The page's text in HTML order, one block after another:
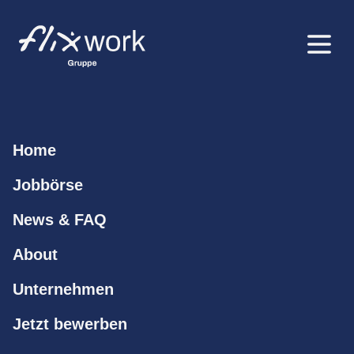
Home
Jobbörse
News & FAQ
About
Unternehmen
Jetzt bewerben
News & FAQ